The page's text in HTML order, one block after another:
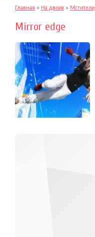
Главная » На двоих » Мстители
Mirror edge